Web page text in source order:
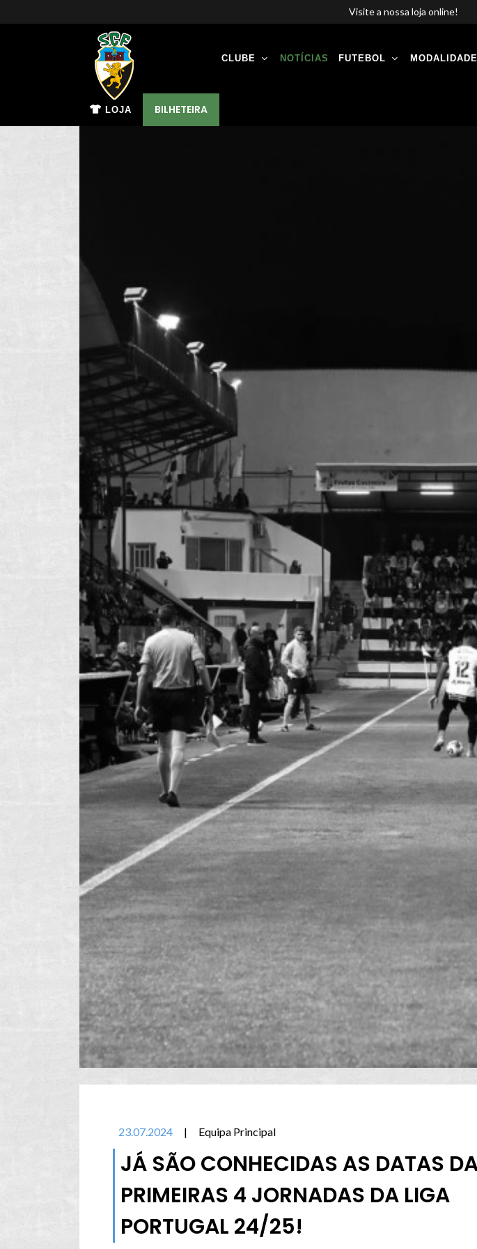
Visite a nossa loja online!
LOJA BILHETEIRA
CLUBE NOTÍCIAS FUTEBOL
23.07.2024 | Equipa Principal
JÁ SÃO CONHECIDAS AS DATAS
PRIMEIRAS 4 JORNADAS DA LIGA
PORTUGAL 24/25!